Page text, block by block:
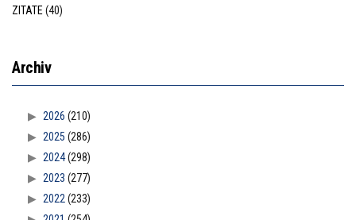
ZITATE(40)
Archiv
2026 (210)
2025 (286)
2024(298)
2023 (277)
2022(233)